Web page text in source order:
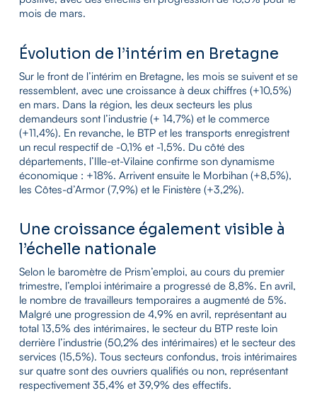
mois de mars.
Évolution de l’intérim en Bretagne
Sur le front de l’intérim en Bretagne, les mois se suivent et se
ressemblent, avec une croissance à deux chiffres (+10,5%)
en mars. Dans la région, les deux secteurs les plus
demandeurs sont l’industrie (+ 14,7%) et le commerce
(+11,4%). En revanche, le BTP et les transports enregistrent
un recul respectif de -0,1% et -1,5%. Du côté des
départements, l’Ille-et-Vilaine confirme son dynamisme
économique : +18%. Arrivent ensuite le Morbihan (+8,5%),
les Côtes-d’Armor (7,9%) et le Finistère (+3,2%).
Une croissance également visible à
l’échelle nationale
Selon le baromètre de Prism’emploi, au cours du premier
trimestre, l’emploi intérimaire a progressé de 8,8%. En avril,
le nombre de travailleurs temporaires a augmenté de 5%.
Malgré une progression de 4,9% en avril, représentant au
total 13,5% des intérimaires, le secteur du BTP reste loin
derrière l’industrie (50,2% des intérimaires) et le secteur des
services (15,5%). Tous secteurs confondus, trois intérimaires
sur quatre sont des ouvriers qualifiés ou non, représentant
respectivement 35,4% et 39,9% des effectifs.